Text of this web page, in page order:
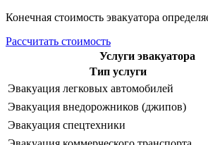
Конечная стоимость эвакуатора
Рассчитать стоимость
Услуги эвакуатора
Тип услуги
Эвакуация легковых автомобилей
Эвакуация внедорожников (джипов)
Эвакуация спецтехники